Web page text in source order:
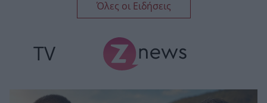
Όλες οι Ειδήσεις
TV